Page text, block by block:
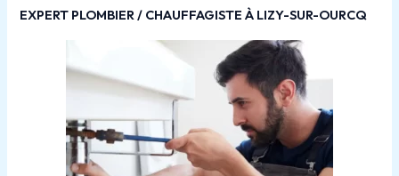
EXPERT PLOMBIER / CHAUFFAGISTE À LIZY-SUR-OURCQ